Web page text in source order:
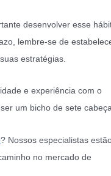
desenvolver esse
lembre-se de
estratégias.
e experiência com o
um bicho de sete
? Nossos especialistas
no mercado de